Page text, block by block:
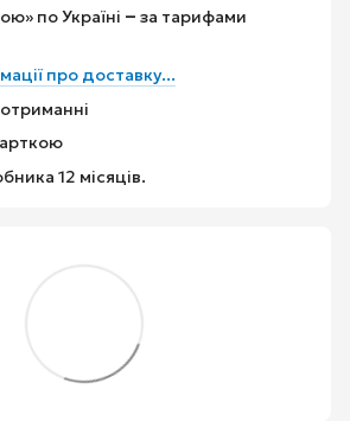
по Україні – за тарифами
про доставку...
12 місяців.